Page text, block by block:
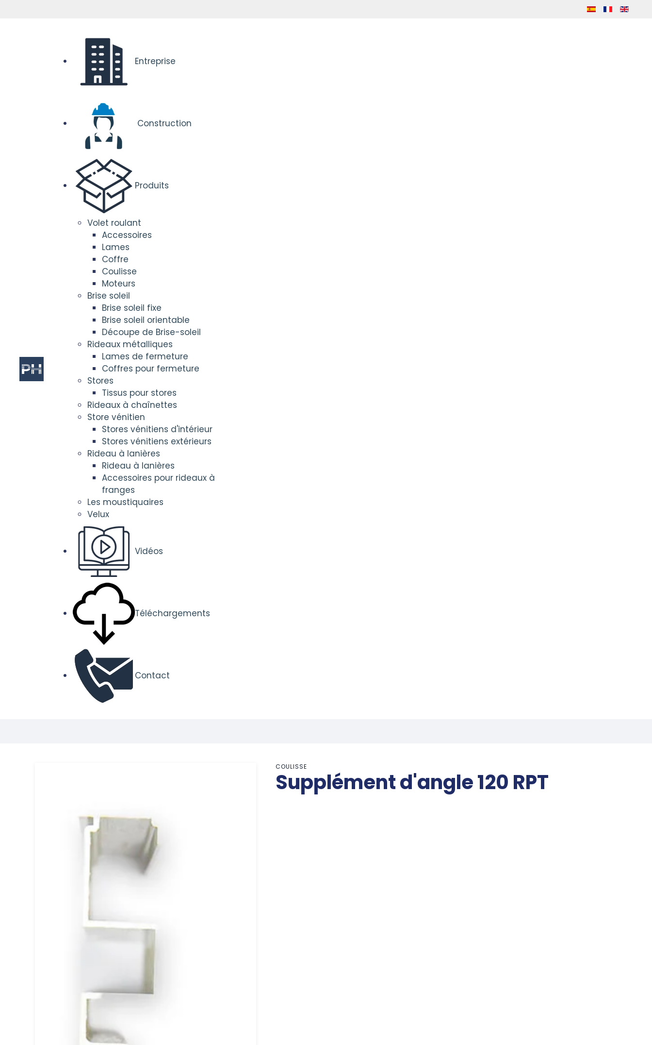
Entreprise
Construction
Produits
Volet roulant
Accessoires
Lames
Coffre
Coulisse
Moteurs
Brise soleil
Brise soleil fixe
Brise soleil orientable
Découpe de Brise-soleil
Rideaux métalliques
Lames de fermeture
Coffres pour fermeture
Stores
Tissus pour stores
Rideaux à chaînettes
Store vénitien
Stores vénitiens d'intérieur
Stores vénitiens extérieurs
Rideau à lanières
Rideau à lanières
Accessoires pour rideaux à
franges
Les moustiquaires
Velux
Vidéos
Téléchargements
Contact
COULISSE
Supplément d'angle 120 RPT